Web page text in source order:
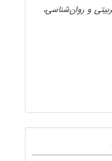
و روان‌شناسی،